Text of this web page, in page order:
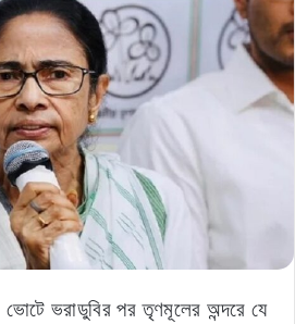
ভোটে ভরাডুবির পর তৃণমূলের অন্দরে যে